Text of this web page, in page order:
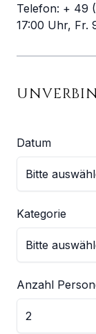
Telefon: + 49
17:00 Uhr, Fr.
Datum
Kategorie
Anzahl